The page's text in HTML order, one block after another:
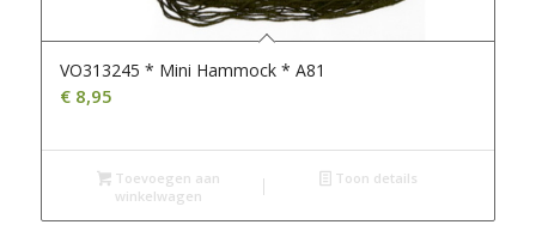
VO313245 * Mini Hammock * A81
€8,95
Toevoegen aan
winkelwagen
Toon details